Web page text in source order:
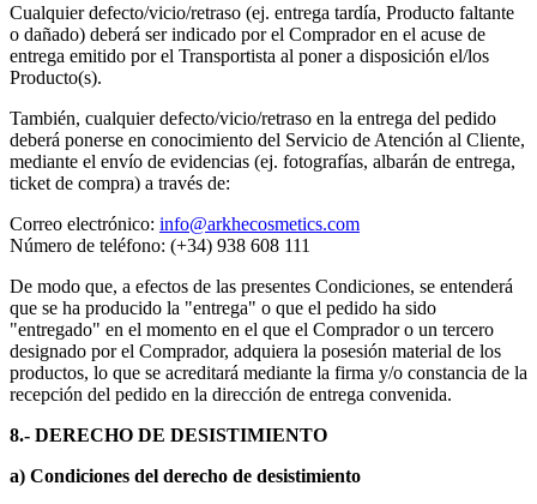
Cualquier defecto/vicio/retraso (ej. entrega tardía, Producto faltante
o dañado) deberá ser indicado por el Comprador en el acuse de
entrega emitido por el Transportista al poner a disposición el/los
Producto(s).
También, cualquier defecto/vicio/retraso en la entrega del pedido
deberá ponerse en conocimiento del Servicio de Atención al Cliente,
mediante el envío de evidencias (ej. fotografías, albarán de entrega,
ticket de compra) a través de:
Correo electrónico: info@arkhecosmetics.com
Número de teléfono: (+34) 938 608 111
De modo que, a efectos de las presentes Condiciones, se entenderá
que se ha producido la "entrega" o que el pedido ha sido
"entregado" en el momento en el que el Comprador o un tercero
designado por el Comprador, adquiera la posesión material de los
productos, lo que se acreditará mediante la firma y/o constancia de la
recepción del pedido en la dirección de entrega convenida.
8.- DERECHO DE DESISTIMIENTO
a) Condiciones del derecho de desistimiento